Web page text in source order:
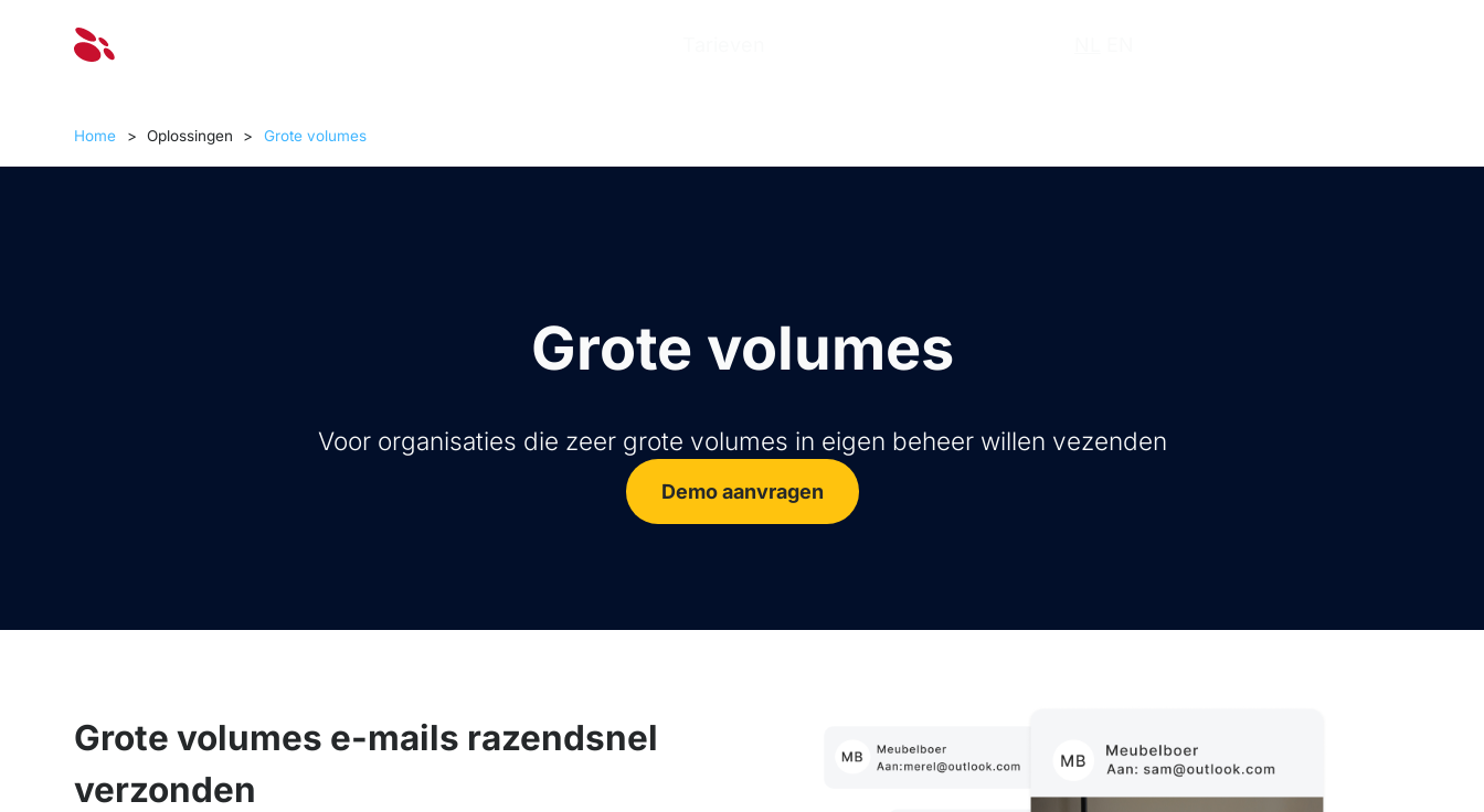
Home > Oplossingen > Grote volumes
Grote volumes
Voor organisaties die zeer grote volumes in eigen beheer willen vezenden
Demo aanvragen
Grote volumes e-mails razendsnel
verzonden